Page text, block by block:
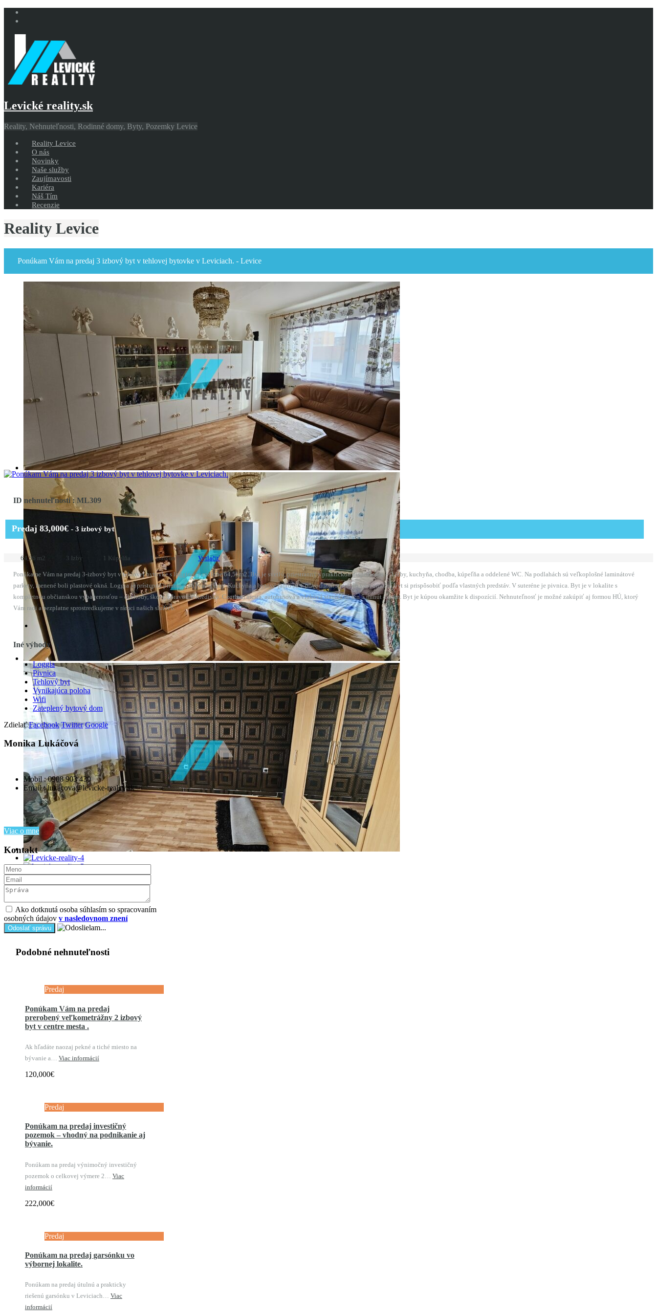
Levické reality.sk
Reality, Nehnuteľnosti, Rodinné domy, Byty, Pozemky Levice
Reality Levice
O nás
Novinky
Naše služby
Zaujímavosti
Kariéra
Náš Tím
Recenzie
Reality Levice
Ponúkam Vám na predaj 3 izbový byt v tehlovej bytovke v Leviciach. - Levice
ID nehnuteľnosti : ML309
Predaj 83,000€ - 3 izbový byt
64,56 m2 3 Izby 1 Kúpelňa 1 Balkón Vytlačiť
Ponúkame Vám na predaj 3-izbový byt v tehlovej bytovke s loggiou, o rozlohe 64,56m2. Byt je svetlý, priestranný s praktickou dispozíciou – 3 izby, kuchyňa, chodba, kúpeľňa a oddelené WC. Na podlahách sú veľkoplošné laminátové
parkety, menené boli plastové okná. Loggia je prístupná priamo z obývacej izby. Kuchyňa a bytové jadro sú v pôvodnom stave, čo vám umožní byt si prispôsobiť podľa vlastných predstáv. V suteréne je pivnica. Byt je v lokalite s
kompletnou občianskou vybavenosťou – obchody, školy, zdravotné stredisko. Centrum mesta, autobusová a vlaková stanica sú len 5 minút autom. Byt je kúpou okamžite k dispozícií. Nehnuteľnosť je možné zakúpiť aj formou HÚ, ktorý
Vám radi a bezplatne sprostredkujeme v rámci našich služieb.
Iné výhody
Loggia
Pivnica
Tehlový byt
Vynikajúca poloha
Wifi
Zateplený bytový dom
Zdielať Facebook Twitter Google
Monika Lukáčová
Mobil : 0908 903 430
Email : lukacova@levicke-reality.sk
Viac o mne
Kontakt
Ako dotknutá osoba súhlasím so spracovaním
osobných údajov v nasledovnom znení
Podobné nehnuteľnosti
Predaj
Ponúkam Vám na predaj
prerobený veľkometrážny 2 izbový
byt v centre mesta .
Ak hľadáte naozaj pekné a tiché miesto na
bývanie a… Viac informácií
120,000€
Predaj
Ponúkam na predaj investičný
pozemok – vhodný na podnikanie aj
bývanie.
Ponúkam na predaj výnimočný investičný
pozemok o celkovej výmere 2… Viac
informácií
222,000€
Predaj
Ponúkam na predaj garsónku vo
výbornej lokalite.
Ponúkam na predaj útulnú a prakticky
riešenú garsónku v Leviciach… Viac
informácií